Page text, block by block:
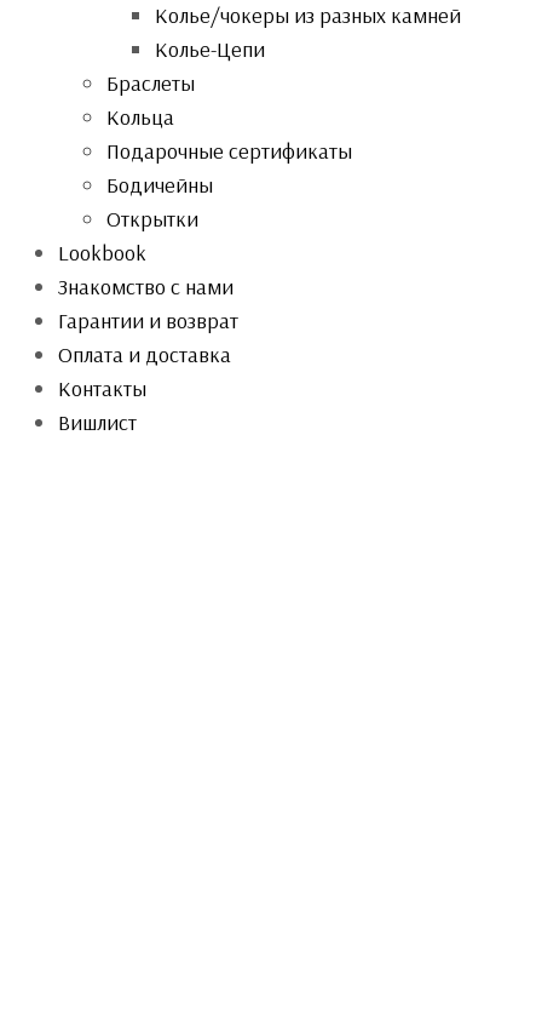
Колье/чокеры из разных камней
Колье-Цепи
Браслеты
Кольца
Подарочные сертификаты
Бодичейны
Открытки
Lookbook
Знакомство с нами
Гарантии и возврат
Оплата и доставка
Контакты
Вишлист